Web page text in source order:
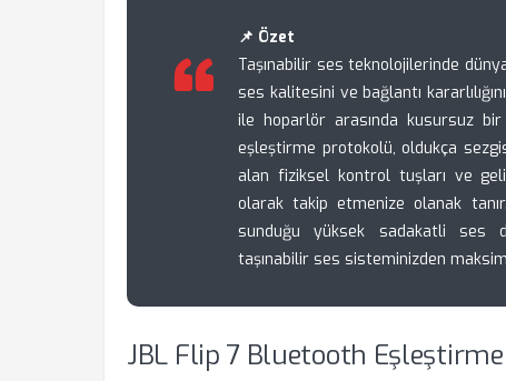
📌 Özet
Taşınabilir ses teknolojilerinde
ses kalitesini ve bağlantı
ile hoparlör arasında kusursuz
eşleştirme protokolü, oldukça
alan fiziksel kontrol tuşları ve
olarak takip etmenize olanak tanır.
sunduğu yüksek sadakatli ses
taşınabilir ses sisteminizden
JBL Flip 7 Bluetooth